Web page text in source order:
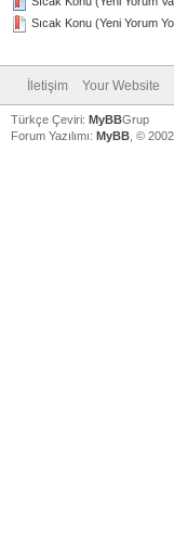
Sıcak Konu (Yeni Yorum
İletişim Your Website
Türkçe Çeviri: MyBBGrup
Forum Yazılımı: MyBB , ©